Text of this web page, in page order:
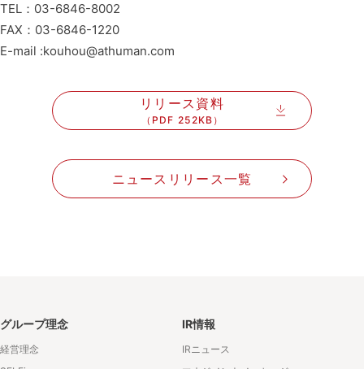
TEL：03-6846-8002
FAX：03-6846-1220
E-mail :kouhou@athuman.com
リリース資料
（PDF 252KB）
ニュースリリース一覧
グループ理念
経営理念
IR情報
IRニュース